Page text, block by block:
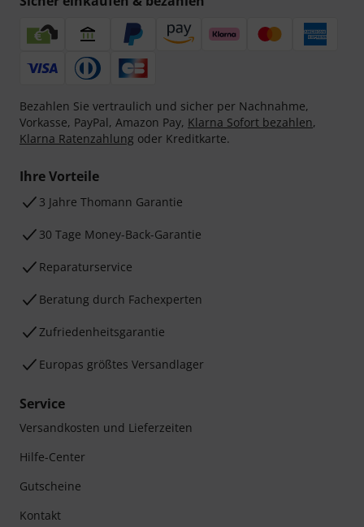
Bezahlen Sie vertraulich und sicher per Nachnahme,
Vorkasse, PayPal, Amazon Pay, Klarna Sofort bezahlen,
Klarna Ratenzahlung oder Kreditkarte.
Ihre Vorteile
3 Jahre Thomann Garantie
30 Tage Money-Back-Garantie
Reparaturservice
Beratung durch Fachexperten
Zufriedenheitsgarantie
Europas größtes Versandlager
Service
Versandkosten und Lieferzeiten
Hilfe-Center
Gutscheine
Kontakt